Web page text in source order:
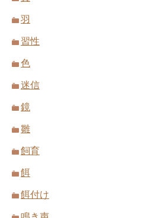
羽
習性
色
迷信
鏡
雛
飼育
餌
餌付け